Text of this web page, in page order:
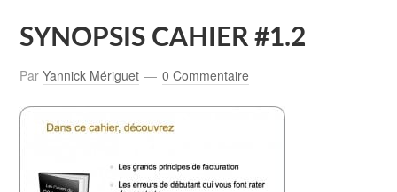
SYNOPSIS CAHIER #1.2
ParYannick Mériguet 0 Commentaire